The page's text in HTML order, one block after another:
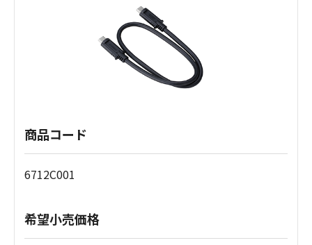
商品コード
6712C001
希望小売価格